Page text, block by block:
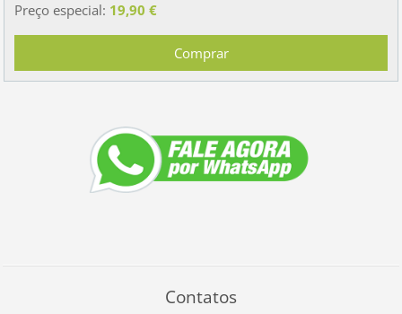
Preço especial: 19,90 €
Contatos